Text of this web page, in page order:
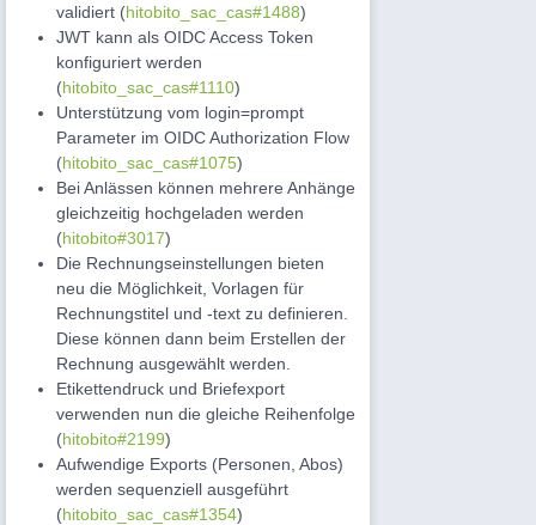
validiert (hitobito_sac_cas#1488)
JWT kann als OIDC Access Token
konfiguriert werden
(hitobito_sac_cas#1110)
Unterstützung vom login=prompt
Parameter im OIDC Authorization Flow
(hitobito_sac_cas#1075)
Bei Anlässen können mehrere Anhänge
gleichzeitig hochgeladen werden
(hitobito#3017)
Die Rechnungseinstellungen bieten
neu die Möglichkeit, Vorlagen für
Rechnungstitel und -text zu definieren.
Diese können dann beim Erstellen der
Rechnung ausgewählt werden.
Etikettendruck und Briefexport
verwenden nun die gleiche Reihenfolge
(hitobito#2199)
Aufwendige Exports (Personen, Abos)
werden sequenziell ausgeführt
(hitobito_sac_cas#1354)